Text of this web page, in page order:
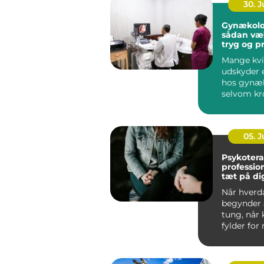
30.
sådan
tryg og
Mange
udskyder
hos
selvom
noget er...
05.
tæt på
Når
begynder
tung, når
fylder for
spænd...